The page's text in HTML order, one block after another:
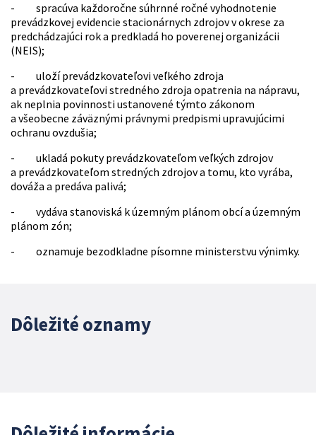
- spracúva každoročne súhrnné ročné vyhodnotenie
prevádzkovej evidencie stacionárnych zdrojov v okrese za
predchádzajúci rok a predkladá ho poverenej organizácii
(NEIS);
- uloží prevádzkovateľovi veľkého zdroja
a prevádzkovateľovi stredného zdroja opatrenia na nápravu,
ak neplnia povinnosti ustanovené týmto zákonom
a všeobecne záväznými právnymi predpismi upravujúcimi
ochranu ovzdušia;
- ukladá pokuty prevádzkovateľom veľkých zdrojov
a prevádzkovateľom stredných zdrojov a tomu, kto vyrába,
dováža a predáva palivá;
- vydáva stanoviská k územným plánom obcí a územným
plánom zón;
- oznamuje bezodkladne písomne ministerstvu výnimky.
Dôležité oznamy